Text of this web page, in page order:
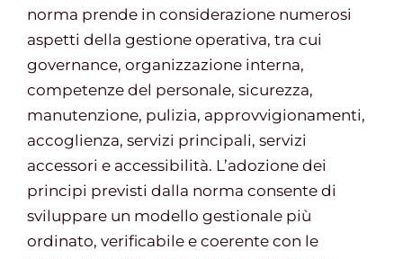
norma prende in considerazione numerosi
aspetti della gestione operativa, tra cui
governance, organizzazione interna,
competenze del personale, sicurezza,
manutenzione, pulizia, approvvigionamenti,
accoglienza, servizi principali, servizi
accessori e accessibilità. L’adozione dei
principi previsti dalla norma consente di
sviluppare un modello gestionale più
ordinato, verificabile e coerente con le